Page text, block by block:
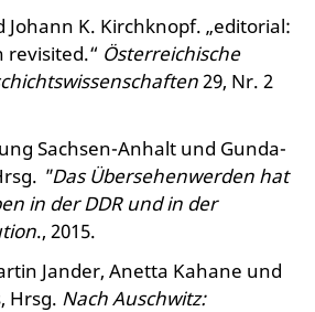
Johann K. Kirchknopf. „editorial:
Österreichische
29, Nr. 2
Sachsen-Anhalt und Gunda-
"Das Übersehenwerden hat
in der DDR und in der
., 2015.
Jander, Anetta Kahane und
Hrsg. Nach Auschwitz: